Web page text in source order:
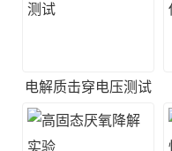
电解质击穿电压测试